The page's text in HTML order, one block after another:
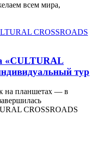
всем мира,
«CULTURAL
тур
на планшетах — в
CROSSROADS